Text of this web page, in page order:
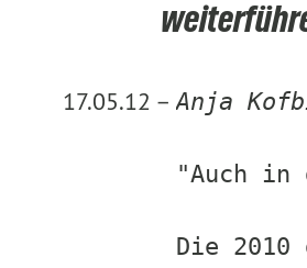
17.05.12 – Anja
"Auch in
Die